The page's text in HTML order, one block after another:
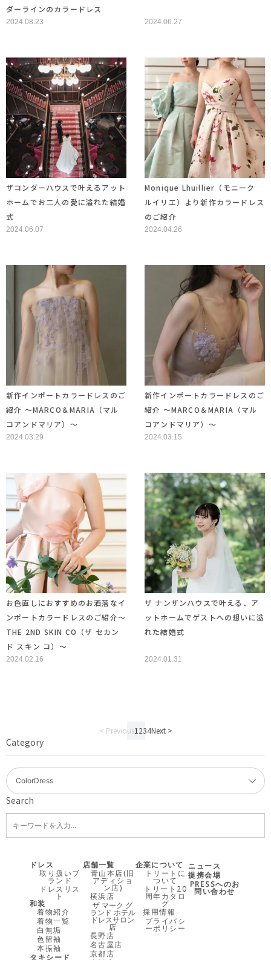
ダーラインのカラードレス
2024.08.23 2024.06.27
ザコンダーハウスで叶えるアット
ホームでお二人の愛に溢れた結婚
式
2024.06.07
Monique Lhuillier（モニーク
ルイリエ）より新作カラードレス
のご紹介
2024.04.26
新作インポートカラードレスのご
紹介 ～MARCO＆MARIA（マル
コアンドマリア）～
2024.03.29
新作インポートカラードレスのご
紹介 ～MARCO＆MARIA（マル
コアンドマリア）～
2024.03.15
お色直しにおすすめのお洒落なイ
ンポートカラードレスのご紹介～
THE 2ND SKIN CO（ザ セカン
ド スキン コ）～
2024.02.16
ザ ナンザンハウスで叶える、ア
ットホームでゲストへの想いに溢
れた結婚式
2024.01.31
< Previous1 234Next >
Search
Category
ドレス
取り扱いブ
ランド
ドレスリス
ト
和装
着物紹介
着物一覧
白無垢
色留袖
本振袖
店舗一覧
青山本店(旧
アディショ
ン店)
横浜店
ザ マーク グ
ランド ホテル
ドレスサロン
店
長野店
名古屋店
京都店
企業について
トリートに
ついて
トリート20
周年カタロ
グ
採用情報
プライバシ
ーポリシー
ニュース
提携会場
PRESSへのお
問い合わせ